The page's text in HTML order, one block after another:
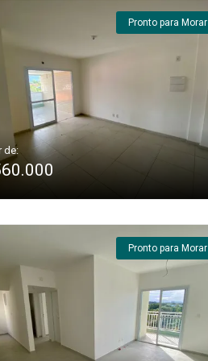
Pronto para Morar
de:
Pronto para Morar